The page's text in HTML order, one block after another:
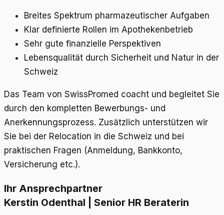
Breites Spektrum pharmazeutischer Aufgaben
Klar definierte Rollen im Apothekenbetrieb
Sehr gute finanzielle Perspektiven
Lebensqualität durch Sicherheit und Natur in der
Schweiz
Das Team von SwissPromed coacht und begleitet Sie
durch den kompletten Bewerbungs- und
Anerkennungsprozess. Zusätzlich unterstützen wir
Sie bei der Relocation in die Schweiz und bei
praktischen Fragen (Anmeldung, Bankkonto,
Versicherung etc.).
Ihr Ansprechpartner
Kerstin Odenthal | Senior HR Beraterin